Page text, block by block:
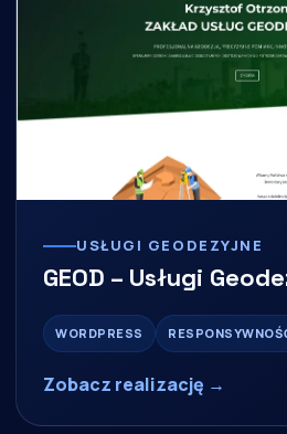
USŁUGI GEODEZYJNE
GEOD – Usługi
WORDPRESS
Zobacz realizację →